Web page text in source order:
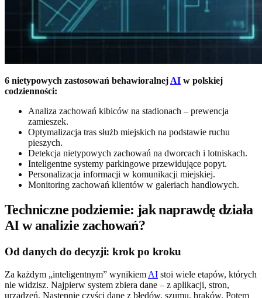
6 nietypowych zastosowań behawioralnej AI w polskiej
codzienności:
Analiza zachowań kibiców na stadionach – prewencja
zamieszek.
Optymalizacja tras służb miejskich na podstawie ruchu
pieszych.
Detekcja nietypowych zachowań na dworcach i lotniskach.
Inteligentne systemy parkingowe przewidujące popyt.
Personalizacja informacji w komunikacji miejskiej.
Monitoring zachowań klientów w galeriach handlowych.
Techniczne podziemie: jak naprawdę działa
AI w analizie zachowań?
Od danych do decyzji: krok po kroku
Za każdym „inteligentnym” wynikiem AI stoi wiele etapów, których
nie widzisz. Najpierw system zbiera dane – z aplikacji, stron,
urządzeń. Następnie czyści dane z błędów, szumu, braków. Potem